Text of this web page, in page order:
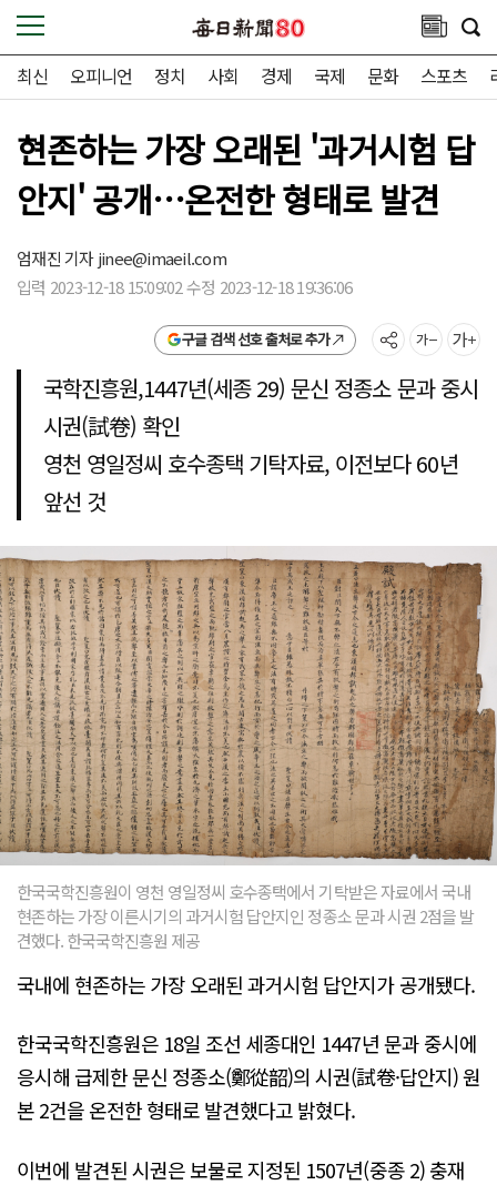
최신 오피니언 정치 사회 경제 국제 문화 스포츠
현존하는 가장 오래된 '과거시험 답
안지' 공개…온전한 형태로 발견
엄재진 기자jinee@imaeil.com
입력 2023-12-18 15:09:02 수정 2023-12-18 19:36:06
구글 검색 선호 출처로 추가
국학진흥원,1447년(세종 29) 문신 정종소 문과 중시
시권(試卷) 확인
영천 영일정씨 호수종택 기탁자료, 이전보다 60년
앞선 것
한국국학진흥원이 영천 영일정씨 호수종택에서 기탁받은 자료에서 국내
현존하는 가장 이른시기의 과거시험 답안지인 정종소 문과 시권 2점을 발
견했다. 한국국학진흥원 제공
국내에 현존하는 가장 오래된 과거시험 답안지가 공개됐다.
한국국학진흥원은 18일 조선 세종대인 1447년 문과 중시에
응시해 급제한 문신 정종소(鄭從韶)의 시권(試卷·답안지) 원
본 2건을 온전한 형태로 발견했다고 밝혔다.
이번에 발견된 시권은 보물로 지정된 1507년(중종 2) 충재